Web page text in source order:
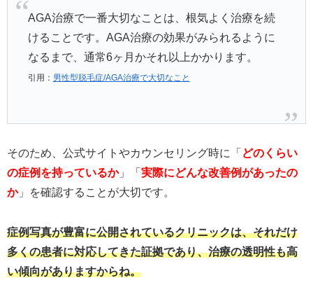
AGA治療で一番大切なことは、根気よく治療を続
けることです。AGA治療の効果がみられるように
なるまで、通常6ヶ月かそれ以上かかります。
引用： 男性型脱毛症/AGA治療で大切なこと
そのため、公式サイトやカウンセリング時に「 どのくらい
の症例を持っているか」「 実際にどんな改善例があったの
か」を確認することが大切です。
症例写真が豊富に公開されているクリニックは、それだけ
多くの患者に対応してきた証拠であり、治療の透明性も高
い傾向がありますからね。